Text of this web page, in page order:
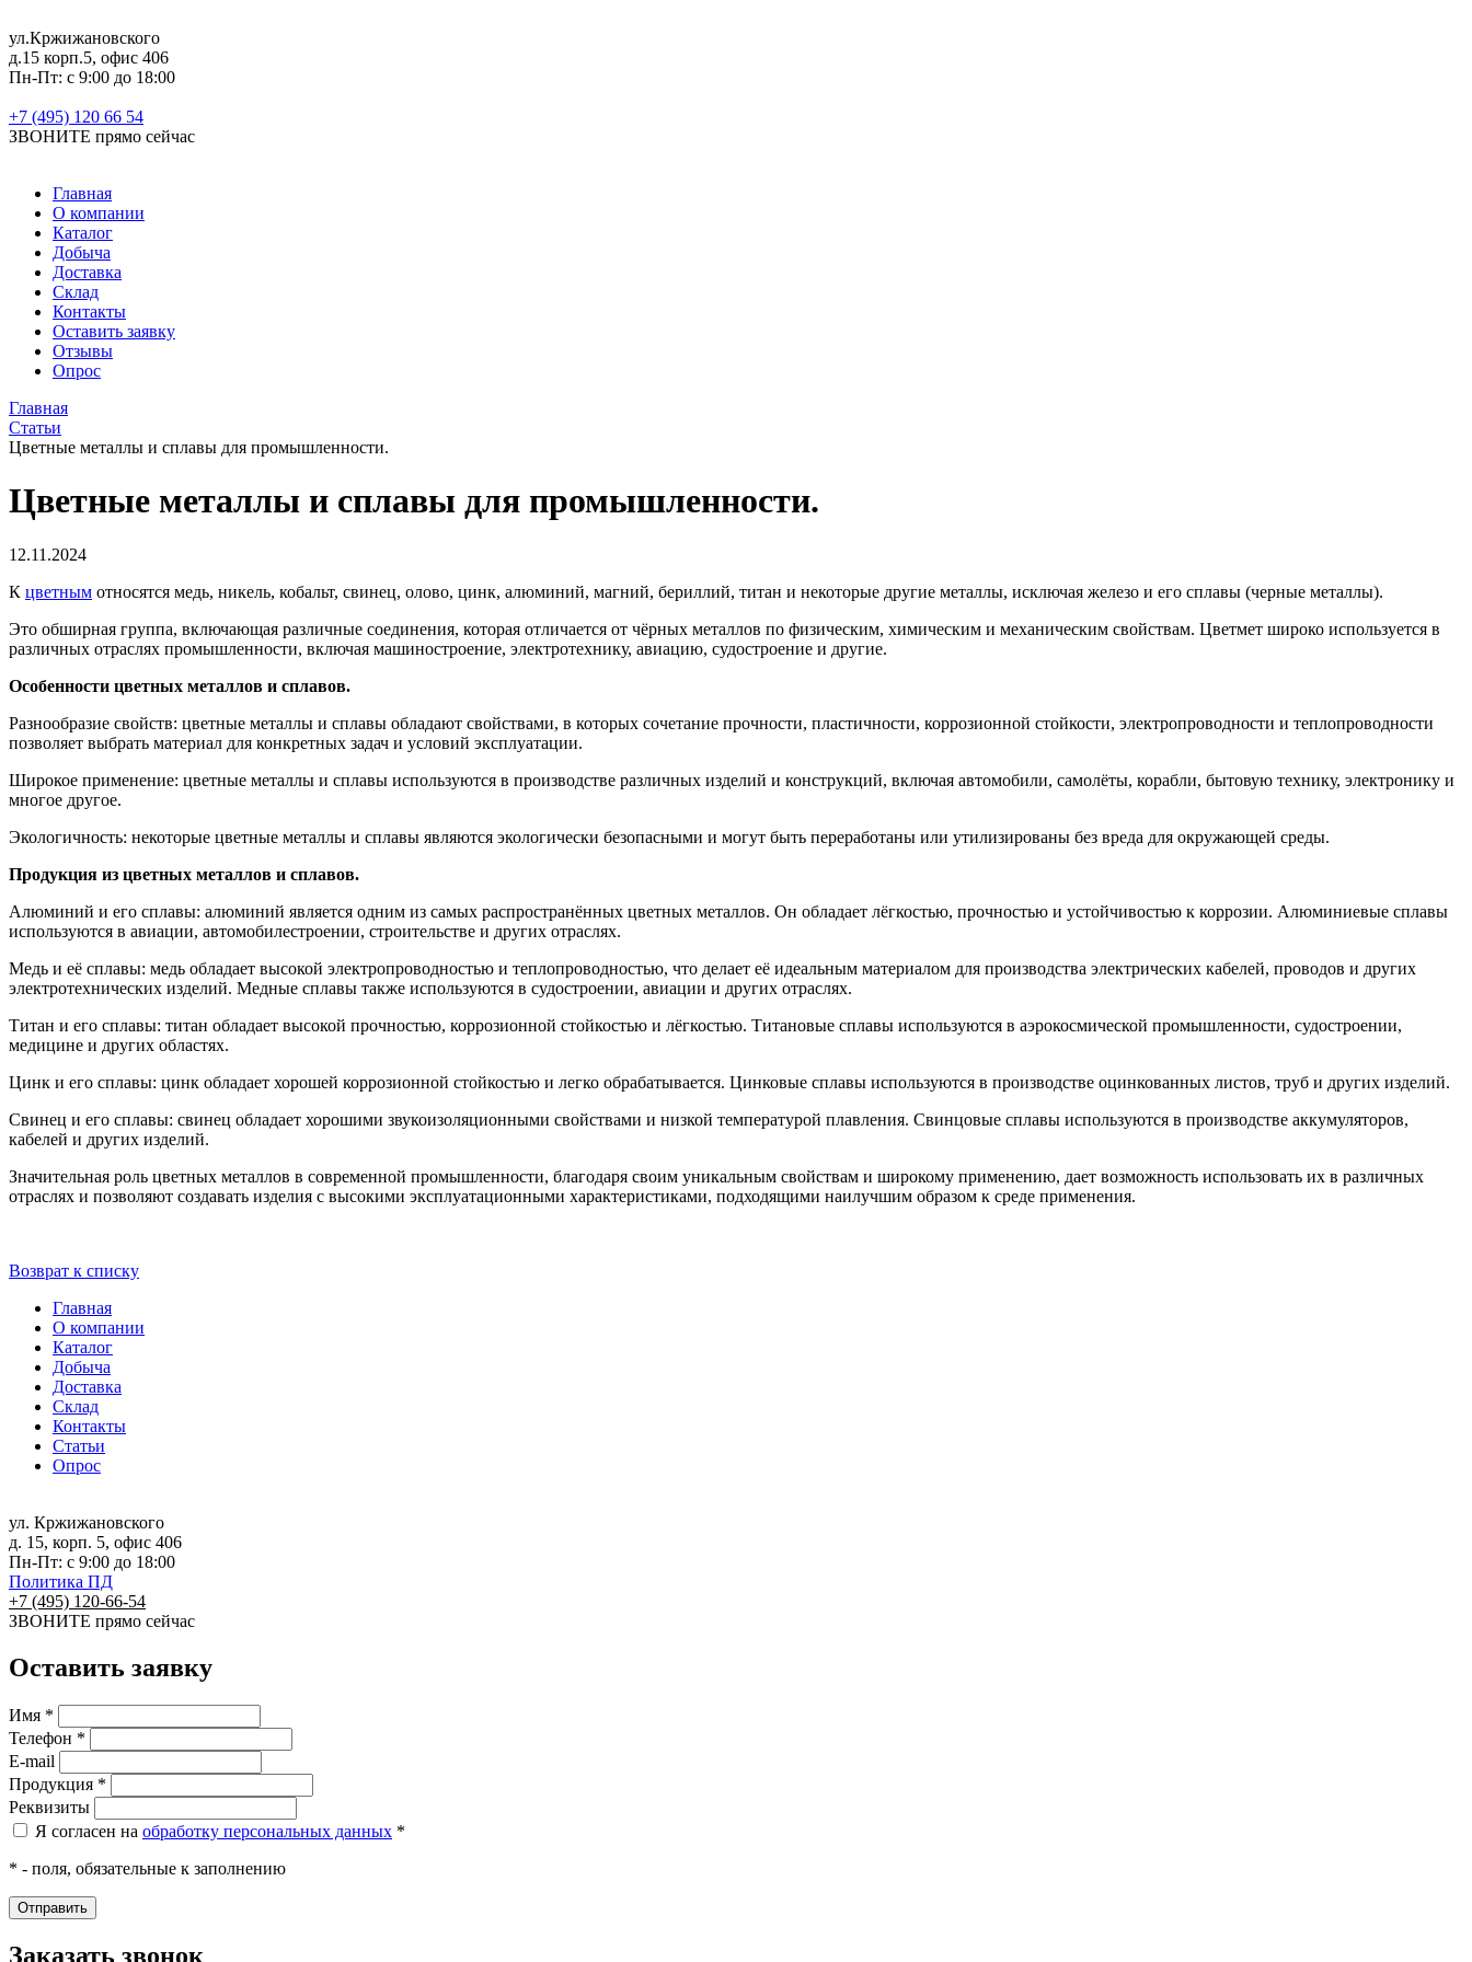
ул.Кржижановского
д.15 корп.5, офис 406
Пн-Пт: с 9:00 до 18:00
+7 (495) 120 66 54
ЗВОНИТЕ прямо сейчас
Главная
О компании
Каталог
Добыча
Доставка
Склад
Контакты
Оставить заявку
Отзывы
Опрос
Главная
Статьи
Цветные металлы и сплавы для промышленности.
Цветные металлы и сплавы для промышленности.
12.11.2024
К цветным относятся медь, никель, кобальт, свинец, олово, цинк, алюминий, магний, бериллий, титан и некоторые другие металлы, исключая железо и его сплавы (черные металлы).
Это обширная группа, включающая различные соединения, которая отличается от чёрных металлов по физическим, химическим и механическим свойствам. Цветмет широко используется в
различных отраслях промышленности, включая машиностроение, электротехнику, авиацию, судостроение и другие.
Особенности цветных металлов и сплавов.
Разнообразие свойств: цветные металлы и сплавы обладают свойствами, в которых сочетание прочности, пластичности, коррозионной стойкости, электропроводности и теплопроводности
позволяет выбрать материал для конкретных задач и условий эксплуатации.
Широкое применение: цветные металлы и сплавы используются в производстве различных изделий и конструкций, включая автомобили, самолёты, корабли, бытовую технику, электронику и
многое другое.
Экологичность: некоторые цветные металлы и сплавы являются экологически безопасными и могут быть переработаны или утилизированы без вреда для окружающей среды.
Продукция из цветных металлов и сплавов.
Алюминий и его сплавы: алюминий является одним из самых распространённых цветных металлов. Он обладает лёгкостью, прочностью и устойчивостью к коррозии. Алюминиевые сплавы
используются в авиации, автомобилестроении, строительстве и других отраслях.
Медь и её сплавы: медь обладает высокой электропроводностью и теплопроводностью, что делает её идеальным материалом для производства электрических кабелей, проводов и других
электротехнических изделий. Медные сплавы также используются в судостроении, авиации и других отраслях.
Титан и его сплавы: титан обладает высокой прочностью, коррозионной стойкостью и лёгкостью. Титановые сплавы используются в аэрокосмической промышленности, судостроении,
медицине и других областях.
Цинк и его сплавы: цинк обладает хорошей коррозионной стойкостью и легко обрабатывается. Цинковые сплавы используются в производстве оцинкованных листов, труб и других изделий.
Свинец и его сплавы: свинец обладает хорошими звукоизоляционными свойствами и низкой температурой плавления. Свинцовые сплавы используются в производстве аккумуляторов,
кабелей и других изделий.
Значительная роль цветных металлов в современной промышленности, благодаря своим уникальным свойствам и широкому применению, дает возможность использовать их в различных
отраслях и позволяют создавать изделия с высокими эксплуатационными характеристиками, подходящими наилучшим образом к среде применения.
Возврат к списку
Главная
О компании
Каталог
Добыча
Доставка
Склад
Контакты
Статьи
Опрос
ул. Кржижановского
д. 15, корп. 5, офис 406
Пн-Пт: с 9:00 до 18:00
Политика ПД
+7 (495) 120-66-54
ЗВОНИТЕ прямо сейчас
Оставить заявку
Имя *
Телефон *
E-mail
Продукция *
Реквизиты
Я согласен на обработку персональных данных *
* - поля, обязательные к заполнению
Заказать звонок